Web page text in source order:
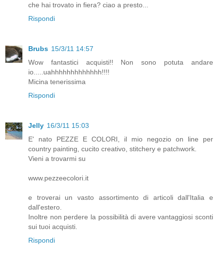
che hai trovato in fiera? ciao a presto...
Rispondi
Brubs 15/3/11 14:57
Wow fantastici acquisti!! Non sono potuta andare
io.....uahhhhhhhhhhhhh!!!!
Micina tenerissima
Rispondi
Jelly 16/3/11 15:03
E' nato PEZZE E COLORI, il mio negozio on line per
country painting, cucito creativo, stitchery e patchwork.
Vieni a trovarmi su
www.pezzeecolori.it
e troverai un vasto assortimento di articoli dall'Italia e
dall'estero.
Inoltre non perdere la possibilità di avere vantaggiosi sconti
sui tuoi acquisti.
Rispondi